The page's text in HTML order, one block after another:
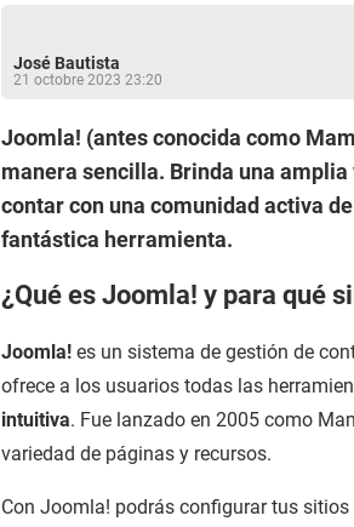
José Bautista
21 octobre 2023 23:20
Joomla! (antes conocida como
manera sencilla. Brinda una
contar con una comunidad activa
fantástica herramienta.
¿Qué es Joomla! y para qué
Joomla! es un sistema de gestión de
ofrece a los usuarios todas las
intuitiva. Fue lanzado en 2005 como
variedad de páginas y recursos.
Con Joomla! podrás configurar tus sitios